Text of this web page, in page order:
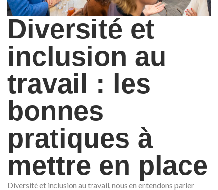
Diversité et
inclusion au
travail : les
bonnes
pratiques à
mettre en place
Diversité et inclusion au travail, nous en entendons parler